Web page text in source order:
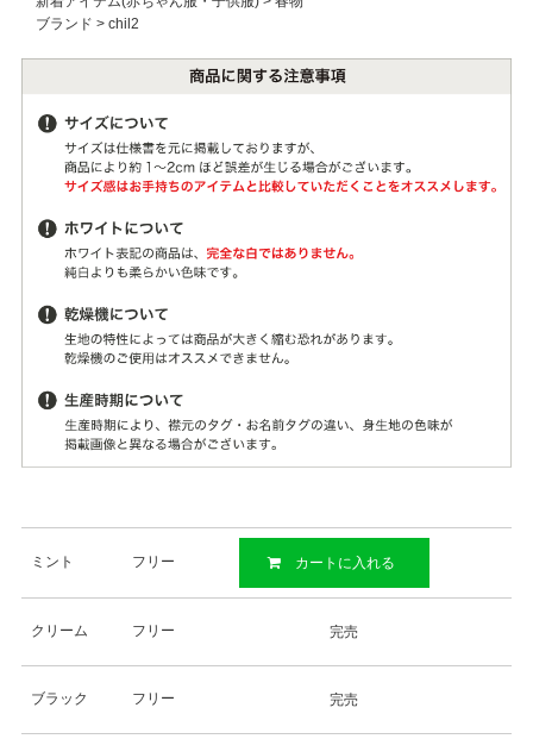
ブランド > chil2
ミント フリー カートに入れる
クリーム フリー 完売
ブラック フリー 完売